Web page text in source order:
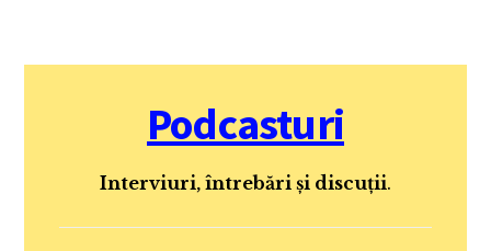
Podcasturi
Interviuri, întrebări și discuții.